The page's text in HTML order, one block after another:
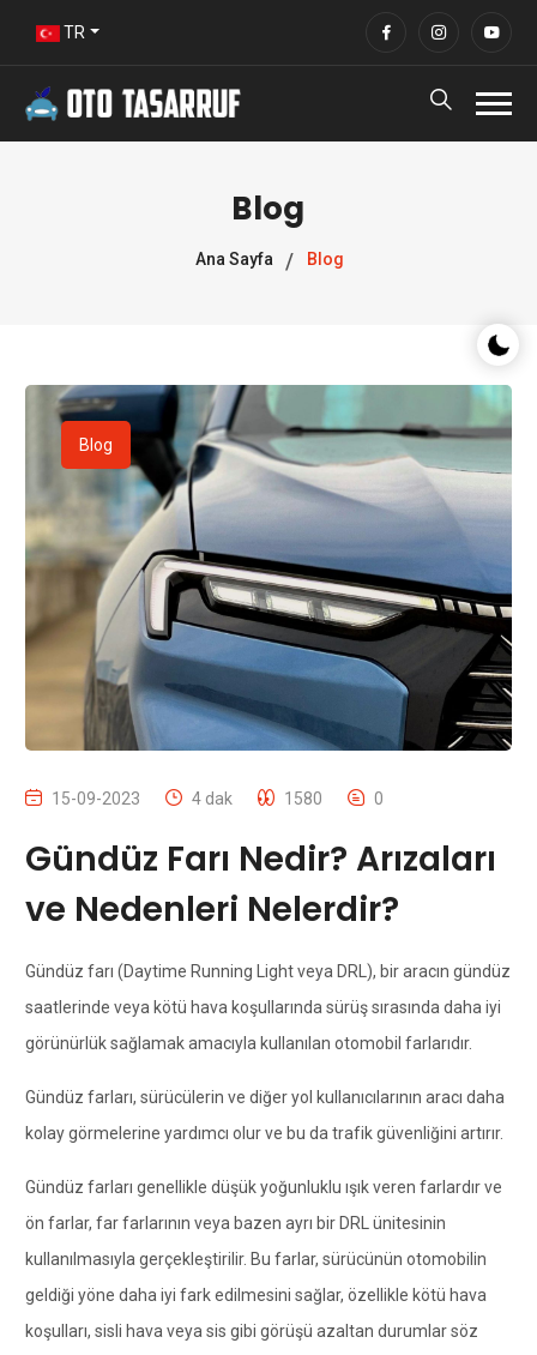
Gece/
TR
Blog
Ana Sayfa Blog
Blog
15-09-2023 4 dak 1580 0
Gündüz Farı Nedir? Arızaları
ve Nedenleri Nelerdir?
Gündüz farı (Daytime Running Light veya DRL), bir aracın gündüz
saatlerinde veya kötü hava koşullarında sürüş sırasında daha iyi
görünürlük sağlamak amacıyla kullanılan otomobil farlarıdır.
Gündüz farları, sürücülerin ve diğer yol kullanıcılarının aracı daha
kolay görmelerine yardımcı olur ve bu da trafik güvenliğini artırır.
Gündüz farları genellikle düşük yoğunluklu ışık veren farlardır ve
ön farlar, far farlarının veya bazen ayrı bir DRL ünitesinin
kullanılmasıyla gerçekleştirilir. Bu farlar, sürücünün otomobilin
geldiği yöne daha iyi fark edilmesini sağlar, özellikle kötü hava
koşulları, sisli hava veya sis gibi görüşü azaltan durumlar söz